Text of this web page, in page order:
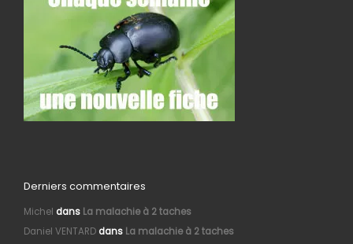
Derniers commentaires
Michel dans La malachie à 2 taches
Daniel VENTARDdans La malachie à 2 taches